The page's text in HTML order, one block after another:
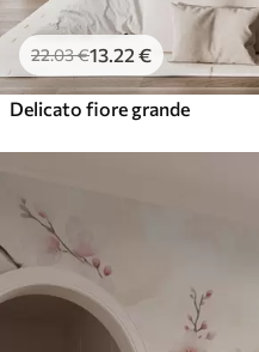
22.03€13 .22 €
Delicato fiore grande